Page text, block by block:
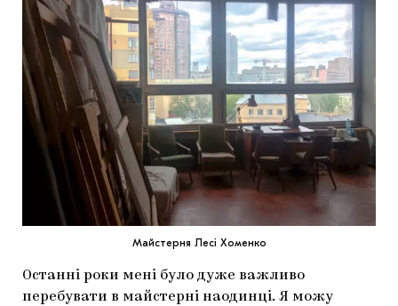
Майстерня Лесі Хоменко
Останні роки мені було дуже важливо
перебувати в майстерні наодинці. Я можу